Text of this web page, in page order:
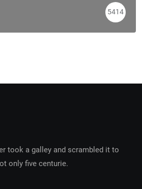
5414
took a galley and scrambled it to
only five centurie.